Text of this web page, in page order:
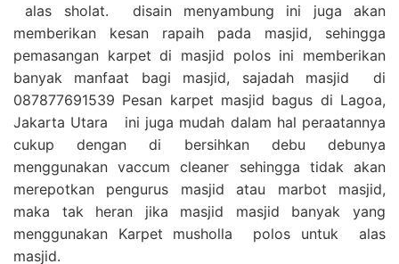
alas sholat. disain menyambung ini juga akan
memberikan kesan rapaih pada masjid, sehingga
pemasangan karpet di masjid polos ini memberikan
banyak manfaat bagi masjid, sajadah masjid di
087877691539 Pesan karpet masjid bagus di Lagoa,
Jakarta Utara ini juga mudah dalam hal peraatannya
cukup dengan di bersihkan debu debunya
menggunakan vaccum cleaner sehingga tidak akan
merepotkan pengurus masjid atau marbot masjid,
maka tak heran jika masjid masjid banyak yang
menggunakan Karpet musholla polos untuk alas
masjid.